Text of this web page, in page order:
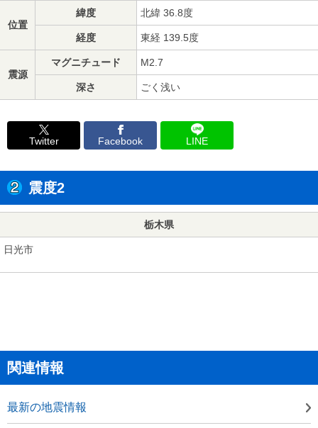
位置
緯度 北緯 36.8度
経度 東経 139.5度
震源
マグニチュード M2.7
深さ ごく浅い
Twitter Facebook LINE
震度2
栃木県
日光市
関連情報
最新の地震情報